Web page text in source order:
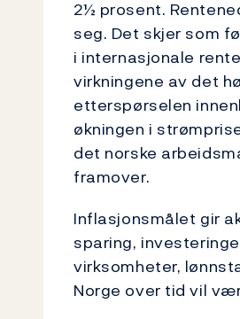
2½ prosent.
seg. Det skjer som
i internasjonale
virkningene av det
etterspørselen
økningen i
det norske
framover.
Inflasjonsmålet gir
sparing,
virksomheter,
Norge over tid vil